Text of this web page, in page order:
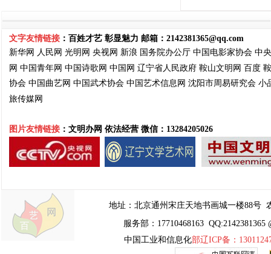
文字友情链接 ：百姓才艺 彰显魅力 邮箱： 2142381365@qq.com
新华网 人民网 光明网 央视网 新浪 国务院办公厅 中国电影家协会 中
网 中国青年网 中国诗歌网 中国网 辽宁省人民政府 鞍山文明网 百度
协会 中国曲艺网 中国武术协会 中国艺术信息网 沈阳市周易研究会 小
旅传媒网
图片友情链接 ：文明办网 依法经营 微信：13284205026
地址： 北京通州宋庄天地书画城一楼88号
服务部：17710468163 QQ:2142381365
中国工业和信息化部辽ICP备：